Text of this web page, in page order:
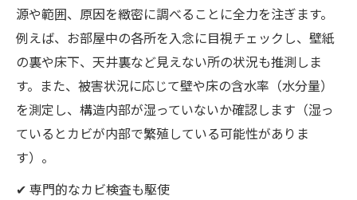
源や範囲、原因を緻密に調べることに全力を注ぎます。
例えば、お部屋中の各所を入念に目視チェックし、壁紙
の裏や床下、天井裏など見えない所の状況も推測しま
す。また、被害状況に応じて壁や床の含水率（水分量）
を測定し、構造内部が湿っていないか確認します（湿っ
ているとカビが内部で繁殖している可能性がありま
す）。
✔ 専門的なカビ検査も駆使